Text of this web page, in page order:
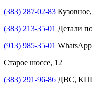
(383) 287-02-83
(383) 213-35-01 Детали
(913) 985-35-01 WhatsApp
Старое шоссе, 12
(383) 291-96-86 ДВС,